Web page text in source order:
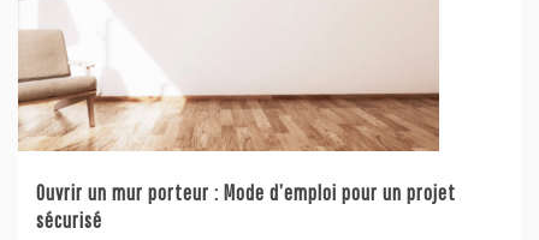
Ouvrir un mur porteur : Mode d’emploi pour un projet
sécurisé